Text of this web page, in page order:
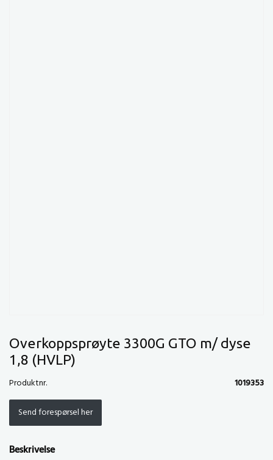
Overkoppsprøyte 3300G GTO m/ dyse
1,8 (HVLP)
Produktnr. 1019353
Send forespørsel her
Beskrivelse